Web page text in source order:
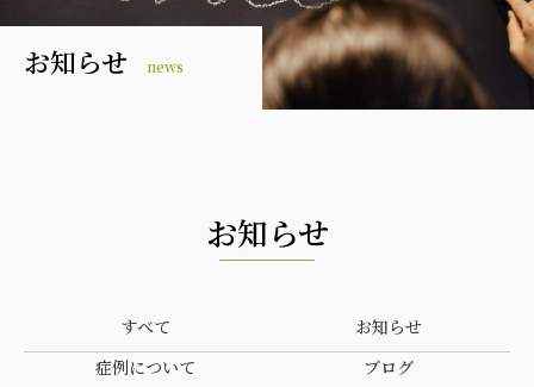
お知らせ news
お知らせ
すべて
お知らせ
症例について
ブログ